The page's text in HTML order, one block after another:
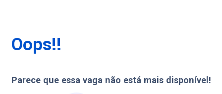
Oops!!
Parece que essa vaga não está mais disponível!